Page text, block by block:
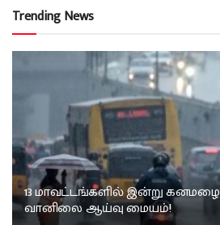
Trending News
13 மாவட்டங்களில் இன்று
வானிலை ஆய்வு மையம்!